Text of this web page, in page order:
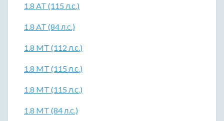
1.8 AT (115 л.с.)
1.8 AT (84 л.с.)
1.8 MT (112 л.с.)
1.8 MT (115 л.с.)
1.8 MT (115 л.с.)
1.8 MT (84 л.с.)